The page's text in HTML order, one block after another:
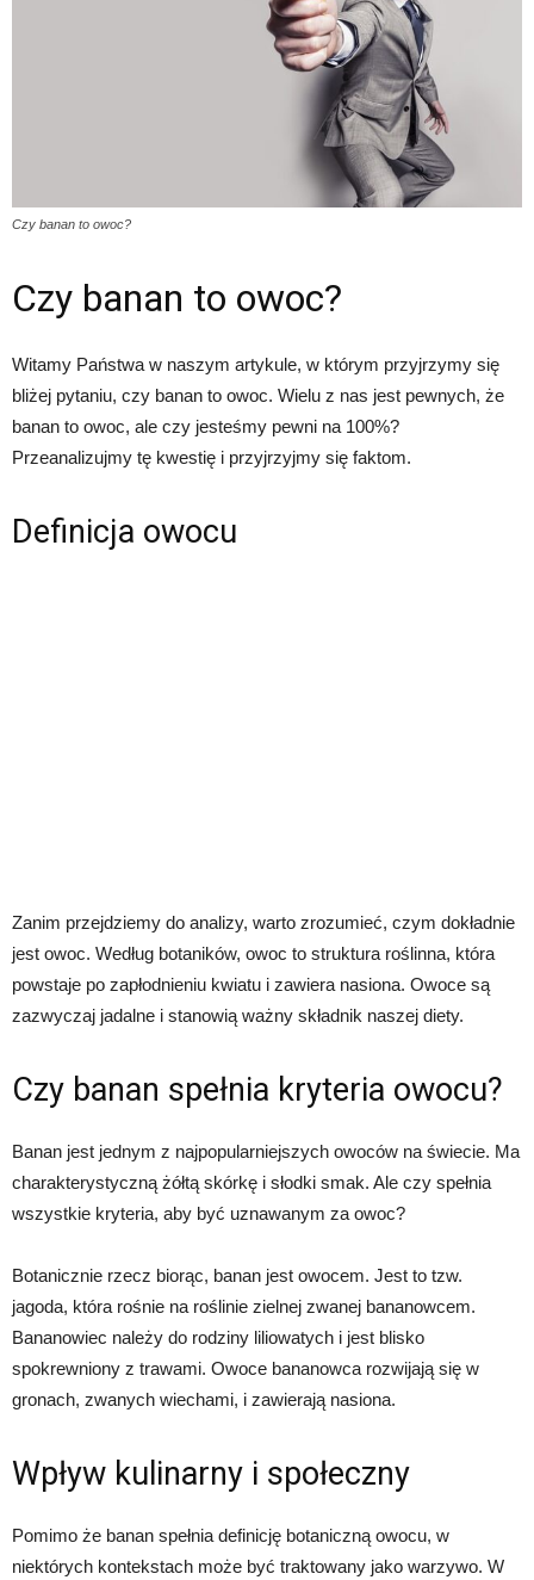
Czy banan to owoc?
Czy banan to owoc?
Witamy Państwa w naszym artykule, w którym przyjrzymy się
bliżej pytaniu, czy banan to owoc. Wielu z nas jest pewnych, że
banan to owoc, ale czy jesteśmy pewni na 100%?
Przeanalizujmy tę kwestię i przyjrzyjmy się faktom.
Definicja owocu
Zanim przejdziemy do analizy, warto zrozumieć, czym dokładnie
jest owoc. Według botaników, owoc to struktura roślinna, która
powstaje po zapłodnieniu kwiatu i zawiera nasiona. Owoce są
zazwyczaj jadalne i stanowią ważny składnik naszej diety.
Czy banan spełnia kryteria owocu?
Banan jest jednym z najpopularniejszych owoców na świecie. Ma
charakterystyczną żółtą skórkę i słodki smak. Ale czy spełnia
wszystkie kryteria, aby być uznawanym za owoc?
Botanicznie rzecz biorąc, banan jest owocem. Jest to tzw.
jagoda, która rośnie na roślinie zielnej zwanej bananowcem.
Bananowiec należy do rodziny liliowatych i jest blisko
spokrewniony z trawami. Owoce bananowca rozwijają się w
gronach, zwanych wiechami, i zawierają nasiona.
Wpływ kulinarny i społeczny
Pomimo że banan spełnia definicję botaniczną owocu, w
niektórych kontekstach może być traktowany jako warzywo. W